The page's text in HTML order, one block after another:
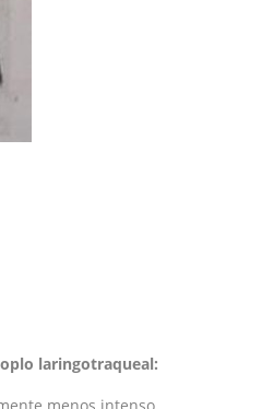
laringotraqueal: